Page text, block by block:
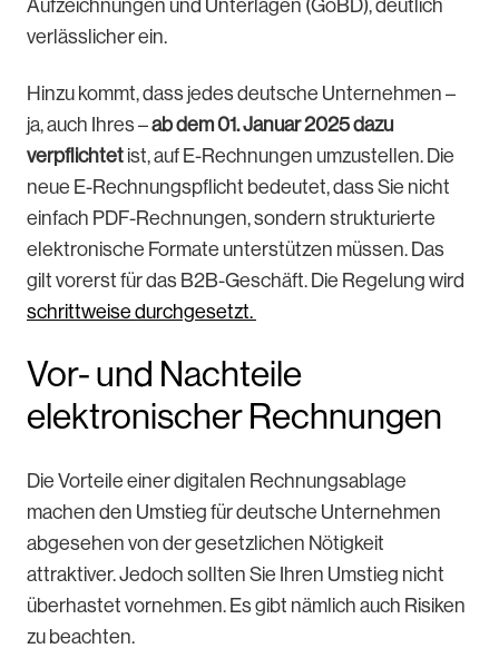
Aufzeichnungen und Unterlagen (GoBD), deutlich
verlässlicher ein.
Hinzu kommt, dass jedes deutsche Unternehmen –
ja, auch Ihres –ab dem 01. Januar 2025 dazu
verpflichtet ist, auf E-Rechnungen umzustellen. Die
neue E-Rechnungspflicht bedeutet, dass Sie nicht
einfach PDF-Rechnungen, sondern strukturierte
elektronische Formate unterstützen müssen. Das
gilt vorerst für das B2B-Geschäft. Die Regelung wird
schrittweise durchgesetzt.
Vor- und Nachteile
elektronischer Rechnungen
Die Vorteile einer digitalen Rechnungsablage
machen den Umstieg für deutsche Unternehmen
abgesehen von der gesetzlichen Nötigkeit
attraktiver. Jedoch sollten Sie Ihren Umstieg nicht
überhastet vornehmen. Es gibt nämlich auch Risiken
zu beachten.